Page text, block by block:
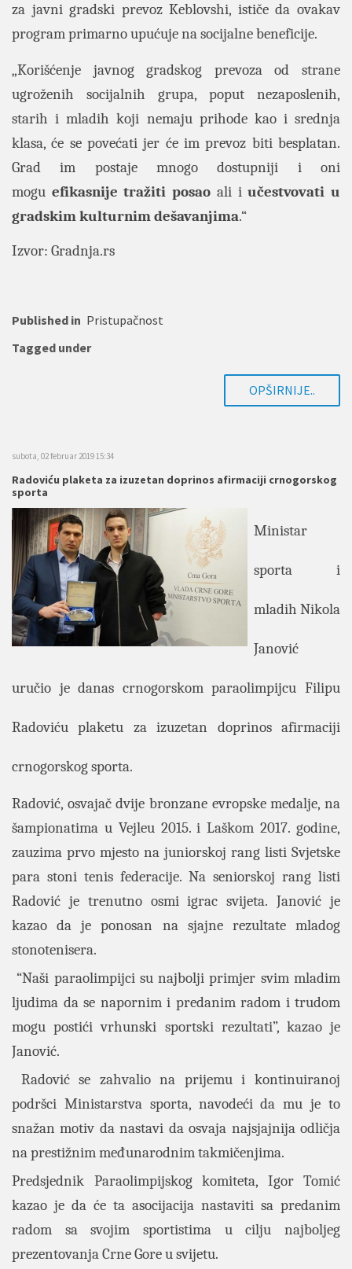
za javni gradski prevoz Keblovshi, ističe da ovakav
program primarno upućuje na socijalne beneficije.
„Korišćenje javnog gradskog prevoza od strane
ugroženih socijalnih grupa, poput nezaposlenih,
starih i mladih koji nemaju prihode kao i srednja
klasa, će se povećati jer će im prevoz biti besplatan.
Grad im postaje mnogo dostupniji i oni
mogu efikasnije tražiti posao ali iučestvovati u
gradskim kulturnim dešavanjima.“
Izvor: Gradnja.rs
Published in Pristupačnost
Tagged under
OPŠIRNIJE..
subota, 02 februar 2019 15:34
Radoviću plaketa za izuzetan doprinos afirmaciji crnogorskog
sporta
Ministar
sporta i
mladih Nikola
Janović
uručio je danas crnogorskom paraolimpijcu Filipu
Radoviću plaketu za izuzetan doprinos afirmaciji
crnogorskog sporta.
Radović, osvajač dvije bronzane evropske medalje, na
šampionatima u Vejleu 2015. i Laškom 2017. godine,
zauzima prvo mjesto na juniorskoj rang listi Svjetske
para stoni tenis federacije.Na seniorskoj rang listi
Radović je trenutno osmi igrac svijeta.Janović je
kazao da je ponosan na sjajne rezultate mladog
stonotenisera.
“Naši paraolimpijci su najbolji primjer svim mladim
ljudima da se napornim i predanim radom i trudom
mogu postići vrhunski sportski rezultati”, kazao je
Janović.
Radović se zahvalio na prijemu i kontinuiranoj
podršci Ministarstva sporta, navodeći da mu je to
snažan motiv da nastavi da osvaja najsjajnija odličja
na prestižnim međunarodnim takmičenjima.
Predsjednik Paraolimpijskog komiteta, Igor Tomić
kazao je da će ta asocijacija nastaviti sa predanim
radom sa svojim sportistima u cilju najboljeg
prezentovanja Crne Gore u svijetu.